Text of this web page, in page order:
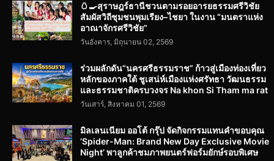
🥚🍳สุราษฎร์ธานีชวนตามรอยอารยธรรมศรีวิชัย
สัมผัสวิถีชุมชนพุมเรียง–ไชยา ในงาน “มนตราแห่ง
อาณาจักรศรีวิชัย”
วันอังคาร, มิถุนายน 02, 2569
ร่วมผลักดัน“นครศรีธรรมราช” ก้าวสู่เมืองท่องเที่ยว
หลักของภาคใต้ ชูเสน่ห์เมืองแห่งศรัทธา วัฒนธรรม
และธรรมชาติครบวงจร Na khon Si Tham ma rat
วันเสาร์, สิงหาคม 01, 2569
มิลเลนเนียม ออโต้ กรุ๊ป จัดกิจกรรมแทนคำขอบคุณ
‘Spider-Man: Brand New Day Exclusive Movie
Night’ พาลูกค้าชมภาพยนตร์ฟอร์มยักษ์รอบพิเศษ